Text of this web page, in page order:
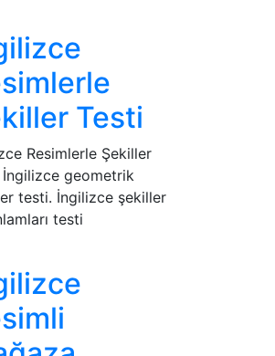
Testi
Resimlerle Şekiller
İngilizce geometrik
testi. İngilizce şekiller
testi